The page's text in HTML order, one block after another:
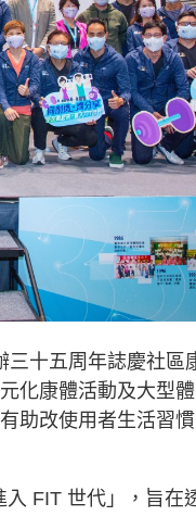
十五周年誌慶社區
化康體活動及大型
助改使用者生活習
FIT 世代」，旨在